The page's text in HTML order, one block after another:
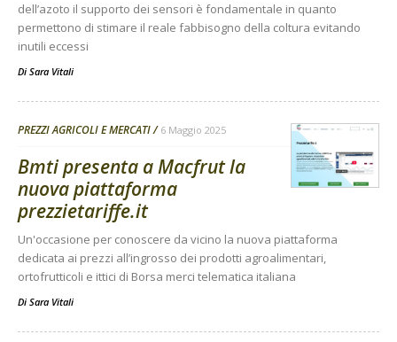
dell’azoto il supporto dei sensori è fondamentale in quanto
permettono di stimare il reale fabbisogno della coltura evitando
inutili eccessi
Di Sara Vitali
PREZZI AGRICOLI E MERCATI 6 Maggio 2025
Bmti presenta a Macfrut la
nuova piattaforma
prezzietariffe.it
Un'occasione per conoscere da vicino la nuova piattaforma
dedicata ai prezzi all’ingrosso dei prodotti agroalimentari,
ortofrutticoli e ittici di Borsa merci telematica italiana
Di Sara Vitali